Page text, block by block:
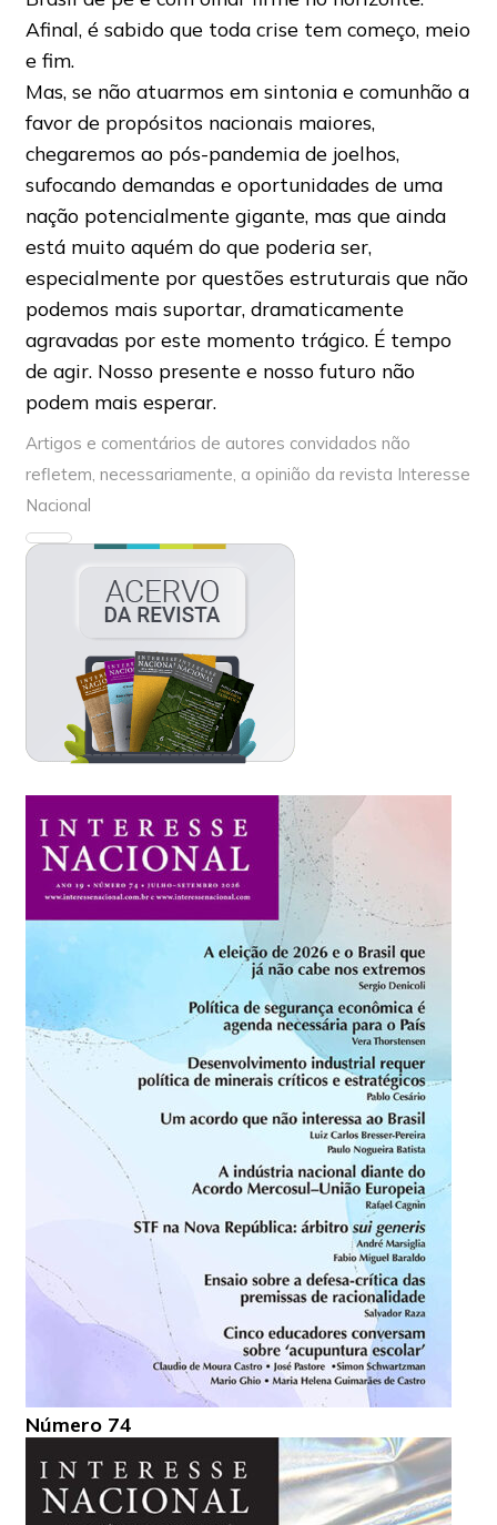
Afinal, é sabido que toda crise tem começo, meio
e fim.
Mas, se não atuarmos em sintonia e comunhão a
favor de propósitos nacionais maiores,
chegaremos ao pós-pandemia de joelhos,
sufocando demandas e oportunidades de uma
nação potencialmente gigante, mas que ainda
está muito aquém do que poderia ser,
especialmente por questões estruturais que não
podemos mais suportar, dramaticamente
agravadas por este momento trágico. É tempo
de agir. Nosso presente e nosso futuro não
podem mais esperar.
Artigos e comentários de autores convidados não
refletem, necessariamente, a opinião da revista Interesse
Nacional
Número 74